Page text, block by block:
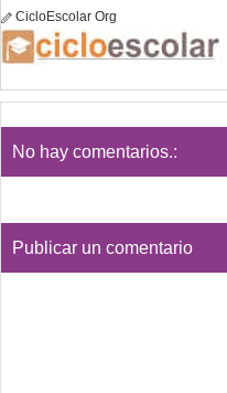
CicloEscolar Org
No hay comentarios.:
Publicar un comentario